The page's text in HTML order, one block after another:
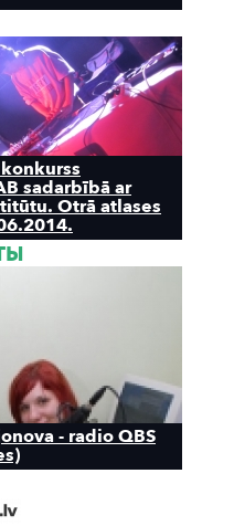
sadarbībā ar
Otrā atlases
- radio QBS